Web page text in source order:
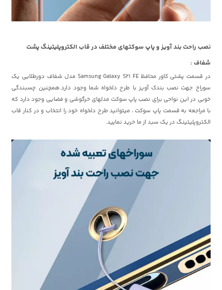
نصب راحت بند آویز و پاپ سوکتهای مختلف در قاب الکتروپلیتینگ پشت
شفاف :
در قسمت پشتی کاور محافظ Samsung Galaxy S21 FE مدل شفاف دورطلایی یک
سوراخ جهت نصب بندک آویز با طرح دلخواه شما وجود دارد.همچنین چسبندگی
خوبی در این نواحی برای نصب پاپ سوکت مدلهای خرگوشی و فضایی وجود دارد که
با مراجعه به قسمت پاپ سوکت ، میتوانید طرح دلخواه خود را انتخاب و در کنار قاب
الکتروپلیتینگ در یک سبد از ما خرید نمایید.